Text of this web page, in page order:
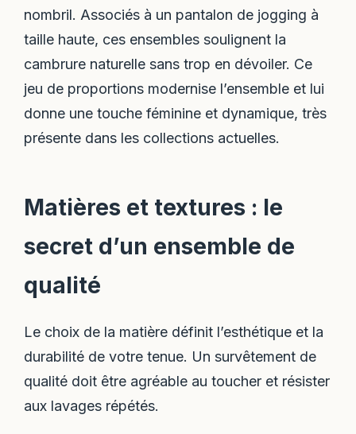
nombril. Associés à un pantalon de jogging à
taille haute, ces ensembles soulignent la
cambrure naturelle sans trop en dévoiler. Ce
jeu de proportions modernise l’ensemble et lui
donne une touche féminine et dynamique, très
présente dans les collections actuelles.
Matières et textures : le
secret d’un ensemble de
qualité
Le choix de la matière définit l’esthétique et la
durabilité de votre tenue. Un survêtement de
qualité doit être agréable au toucher et résister
aux lavages répétés.